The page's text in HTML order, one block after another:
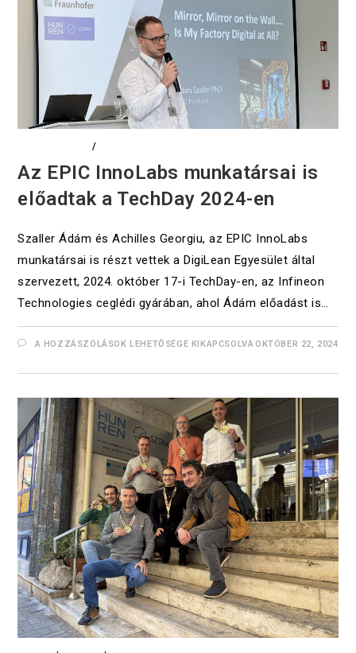
/
Az EPIC InnoLabs munkatársai is
előadtak a TechDay 2024-en
Szaller Ádám és Achilles Georgiu, az EPIC InnoLabs
munkatársai is részt vettek a DigiLean Egyesület által
szervezett, 2024. október 17-i TechDay-en, az Infineon
Technologies ceglédi gyárában, ahol Ádám előadást is…
A HOZZÁSZÓLÁSOK LEHETŐSÉGE KIKAPCSOLVA OKTÓBER 22, 2024